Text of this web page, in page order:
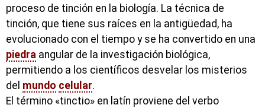
proceso de tinción en la biología. La técnica de
tinción, que tiene sus raíces en la antigüedad, ha
evolucionado con el tiempo y se ha convertido en una
piedra angular de la investigación biológica,
permitiendo a los científicos desvelar los misterios
del mundo celular.
El término «tinctio» en latín proviene del verbo